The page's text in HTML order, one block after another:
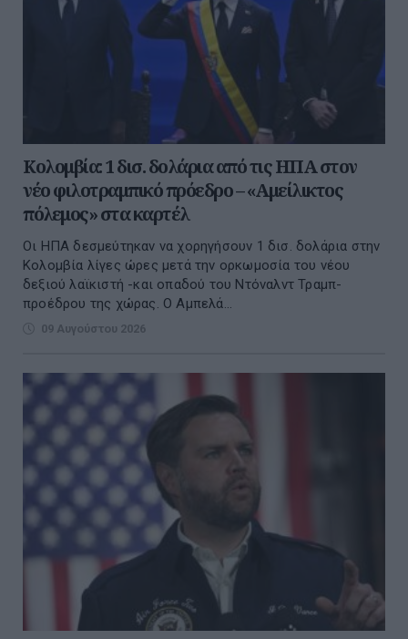
Κολομβία: 1 δισ. δολάρια από τις ΗΠΑ στον
νέο φιλοτραμπικό πρόεδρο – «Αμείλικτος
πόλεμος» στα καρτέλ
Οι ΗΠΑ δεσμεύτηκαν να χορηγήσουν 1 δισ. δολάρια στην
Κολομβία λίγες ώρες μετά την ορκωμοσία του νέου
δεξιού λαϊκιστή -και οπαδού του Ντόναλντ Τραμπ-
προέδρου της χώρας. Ο Αμπελά...
09 Αυγούστου 2026